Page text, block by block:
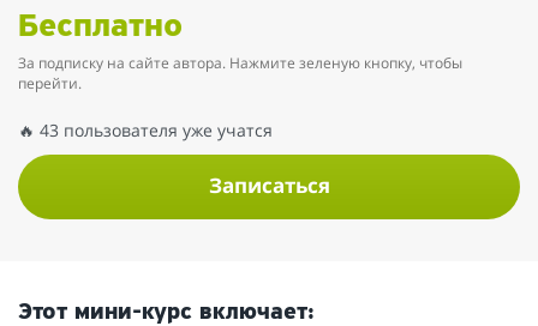
Бесплатно
За подписку на сайте автора. Нажмите зеленую кнопку, чтобы
перейти.
🔥 43 пользователя уже учатся
Записаться
Этот мини-курс включает: